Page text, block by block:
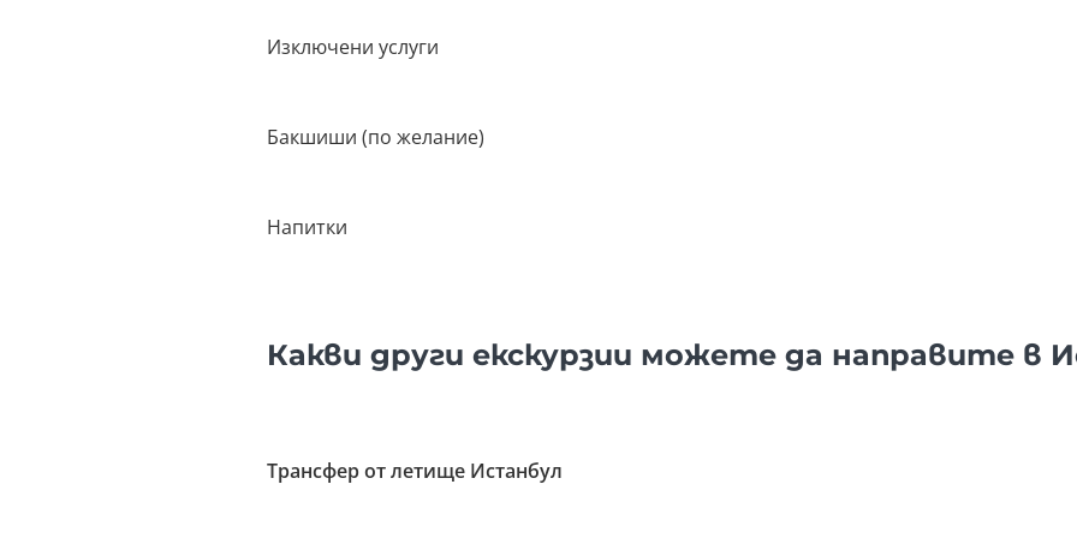
Изключени услуги
Бакшиши (по желание)
Напитки
Какви други екскурзии можете да направите в
Трансфер от летище Истанбул